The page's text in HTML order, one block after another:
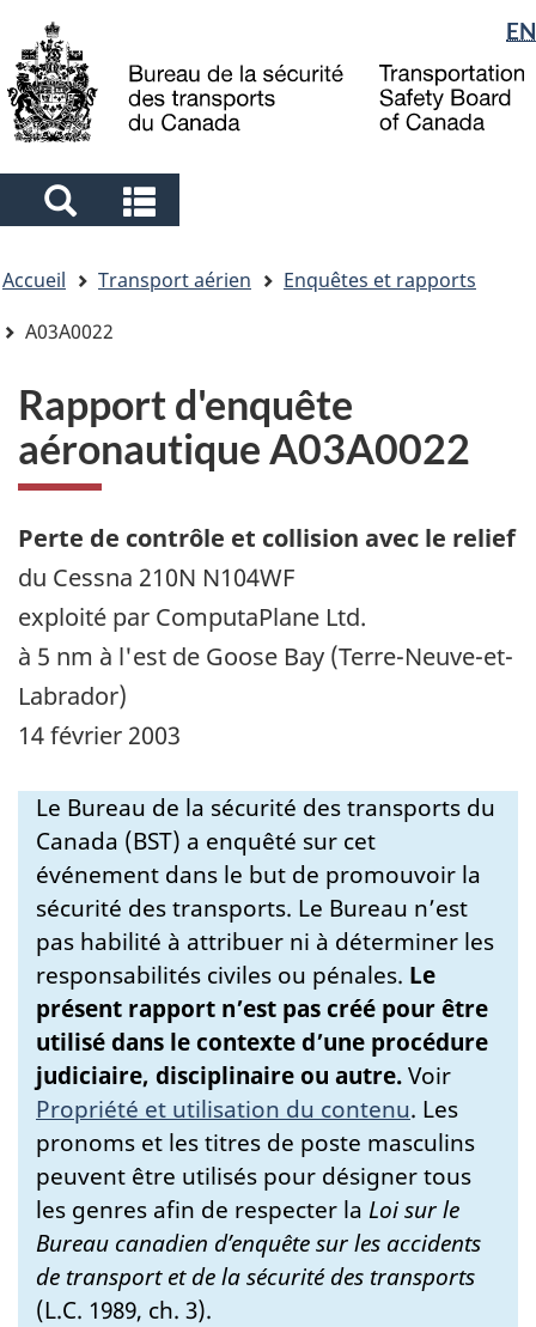
to
main
to
"About
government"
à
la
Sélection
de
la
langue
EN
Search
and
menus
and
menus
êtes
ici
Accueil Transport aérien
Enquêtes et rapports
A03A0022
Rapport d'enquête
aéronautique A03A0022
Perte de contrôle et collision avec le relief
du Cessna 210N N104WF
exploité par ComputaPlane Ltd.
à 5 nm à l'est de Goose Bay (Terre-Neuve-et-
Labrador)
14 février 2003
Le Bureau de la sécurité des transports du
Canada (BST) a enquêté sur cet
événement dans le but de promouvoir la
sécurité des transports. Le Bureau n’est
pas habilité à attribuer ni à déterminer les
responsabilités civiles ou pénales. Le
présent rapport n’est pas créé pour être
utilisé dans le contexte d’une procédure
judiciaire, disciplinaire ou autre.Voir
Propriété et utilisation du contenu. Les
pronoms et les titres de poste masculins
peuvent être utilisés pour désigner tous
les genres afin de respecter la Loi sur le
Bureau canadien d’enquête sur les accidents
de transport et de la sécurité des transports
(L.C. 1989, ch. 3).